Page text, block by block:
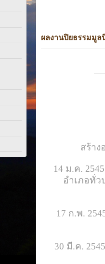
ผลงานปิยธรรมมูล
สร้าง
14 ม.ค.
อำเภอทั่
17 ก.พ.
30 มี.ค.